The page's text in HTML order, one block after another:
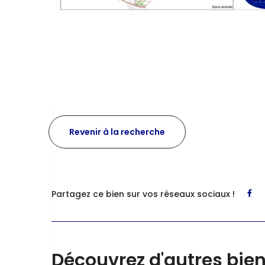
Revenir à la recherche
Partagez ce bien sur vos réseaux sociaux !